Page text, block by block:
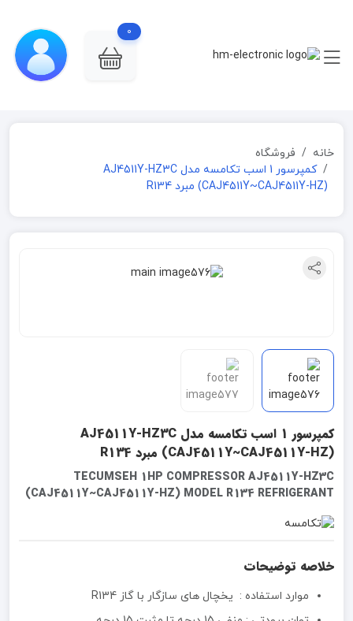
0
خانه
فروشگاه
کمپرسور 1 اسب تکامسه مدل AJ4511Y-HZ3C
(CAJ4511Y~CAJ4511Y-HZ) مبرد R134
کمپرسور 1 اسب تکامسه مدل AJ4511Y-HZ3C
(CAJ4511Y~CAJ4511Y-HZ) مبرد R134
TECUMSEH 1HP COMPRESSOR AJ4511Y-HZ3C
(CAJ4511Y~CAJ4511Y-HZ) MODEL R134 REFRIGERANT
خلاصه توضیحات
موارد استفاده : یخچال های سازگار با گاز R134